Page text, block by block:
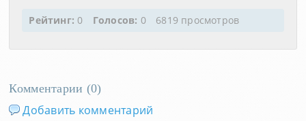
Рейтинг:0 Голосов: 0 6819 просмотров
Комментарии (0)
Добавить комментарий